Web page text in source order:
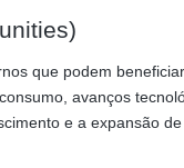
que podem
avanços
e a expansão de